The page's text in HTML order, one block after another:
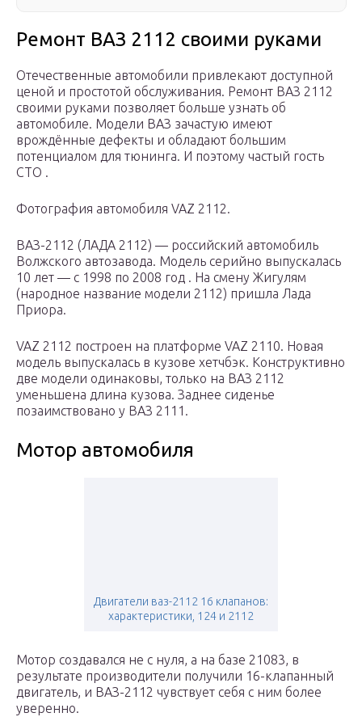
Ремонт ВАЗ 2112 своими руками
Отечественные автомобили привлекают доступной
ценой и простотой обслуживания. Ремонт ВАЗ 2112
своими руками позволяет больше узнать об
автомобиле. Модели ВАЗ зачастую имеют
врождённые дефекты и обладают большим
потенциалом для тюнинга. И поэтому частый гость
СТО .
Фотография автомобиля VAZ 2112.
ВАЗ-2112 (ЛАДА 2112) — российский автомобиль
Волжского автозавода. Модель серийно выпускалась
10 лет — с 1998 по 2008 год . На смену Жигулям
(народное название модели 2112) пришла Лада
Приора.
VAZ 2112 построен на платформе VAZ 2110. Новая
модель выпускалась в кузове хетчбэк. Конструктивно
две модели одинаковы, только на ВАЗ 2112
уменьшена длина кузова. Заднее сиденье
позаимствовано у ВАЗ 2111.
Мотор автомобиля
Двигатели ваз-2112 16 клапанов:
характеристики, 124 и 2112
Мотор создавался не с нуля, а на базе 21083, в
результате производители получили 16-клапанный
двигатель, и ВАЗ-2112 чувствует себя с ним более
уверенно.